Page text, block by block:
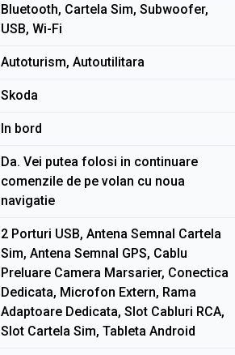
Bluetooth, Cartela Sim, Subwoofer,
USB, Wi-Fi
Autoturism, Autoutilitara
Skoda
In bord
Da. Vei putea folosi in continuare
comenzile de pe volan cu noua
navigatie
2 Porturi USB, Antena Semnal Cartela
Sim, Antena Semnal GPS, Cablu
Preluare Camera Marsarier, Conectica
Dedicata, Microfon Extern, Rama
Adaptoare Dedicata, Slot Cabluri RCA,
Slot Cartela Sim, Tableta Android